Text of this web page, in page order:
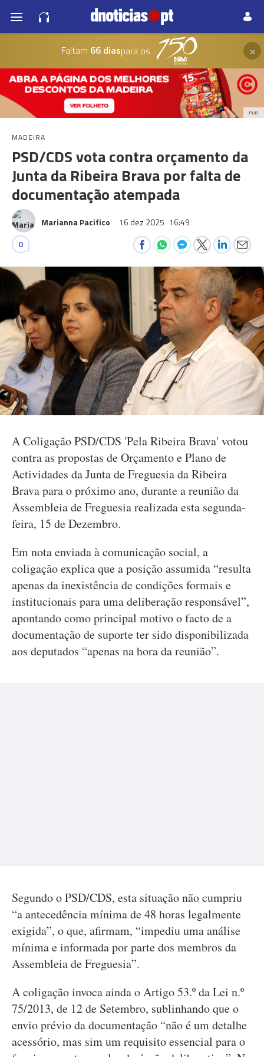
Faltam 66 diaspara os ×
PUB
MADEIRA
PSD/CDS vota contra orçamento da
Junta da Ribeira Brava por falta de
documentação atempada
Marianna Pacifico 16 dez 2025 16:49
0
A Coligação PSD/CDS 'Pela Ribeira Brava' votou
contra as propostas de Orçamento e Plano de
Actividades da Junta de Freguesia da Ribeira
Brava para o próximo ano, durante a reunião da
Assembleia de Freguesia realizada esta segunda-
feira, 15 de Dezembro.
Em nota enviada à comunicação social, a
coligação explica que a posição assumida “resulta
apenas da inexistência de condições formais e
institucionais para uma deliberação responsável”,
apontando como principal motivo o facto de a
documentação de suporte ter sido disponibilizada
aos deputados “apenas na hora da reunião”.
Segundo o PSD/CDS, esta situação não cumpriu
“a antecedência mínima de 48 horas legalmente
exigida”, o que, afirmam, “impediu uma análise
mínima e informada por parte dos membros da
Assembleia de Freguesia”.
A coligação invoca ainda o Artigo 53.º da Lei n.º
75/2013, de 12 de Setembro, sublinhando que o
envio prévio da documentação “não é um detalhe
acessório, mas sim um requisito essencial para o